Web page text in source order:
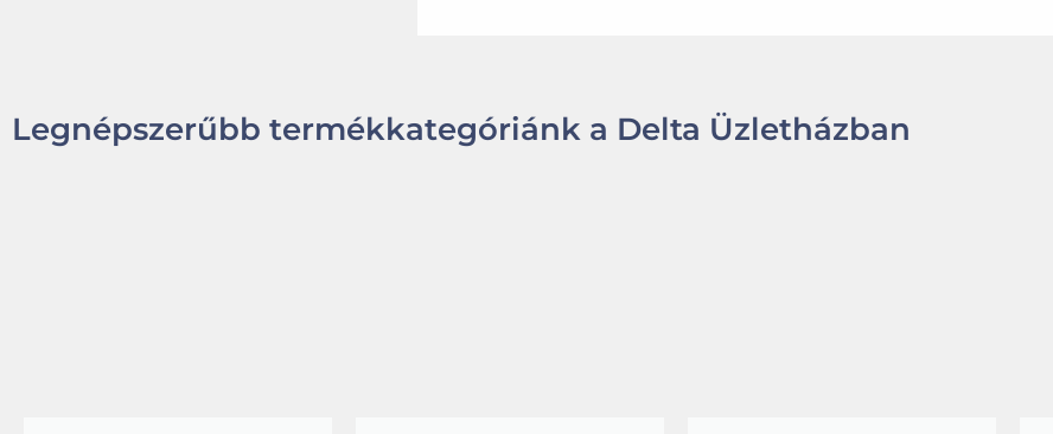
Legnépszerűbb termékkategóriánk a Delta Üzletházban